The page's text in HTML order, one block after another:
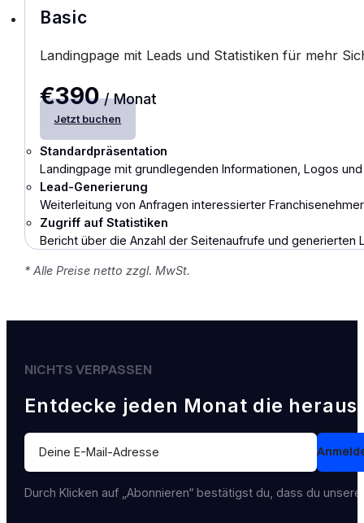
Basic
Landingpage mit Leads und Statistiken für mehr
€390/ Monat
Jetzt buchen
Standardpräsentation
Landingpage mit grundlegenden Informationen, Logos
Lead-Generierung
Weiterleitung von Anfragen interessierter
Zugriff auf Statistiken
Bericht über die Anzahl der Seitenaufrufe und generierten
* Alle Preise netto zzgl. MwSt.
NICHTS VERPASSEN
Entdecke jeden Monat die
Section
Durch Klicken auf „Abonnieren“ bestätigst du, dass du